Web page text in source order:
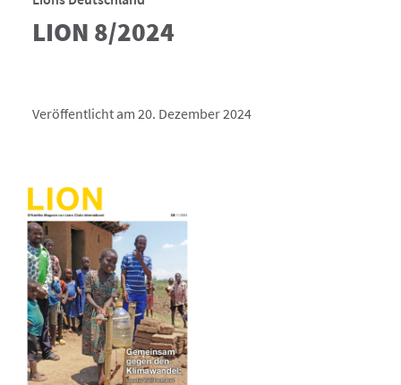
LION 8/2024
Veröffentlicht am 20. Dezember 2024